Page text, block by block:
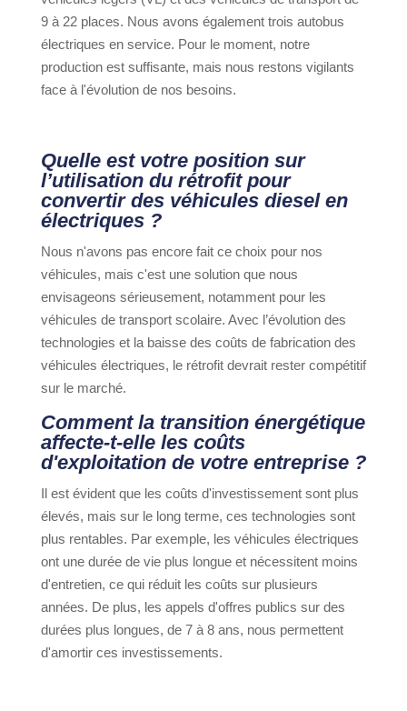
9 à 22 places. Nous avons également trois autobus
électriques en service. Pour le moment, notre
production est suffisante, mais nous restons vigilants
face à l'évolution de nos besoins.
Quelle est votre position sur
l’utilisation du rétrofit pour
convertir des véhicules diesel en
électriques ?
Nous n'avons pas encore fait ce choix pour nos
véhicules, mais c'est une solution que nous
envisageons sérieusement, notamment pour les
véhicules de transport scolaire. Avec l’évolution des
technologies et la baisse des coûts de fabrication des
véhicules électriques, le rétrofit devrait rester compétitif
sur le marché.
Comment la transition énergétique
affecte-t-elle les coûts
d'exploitation de votre entreprise ?
Il est évident que les coûts d'investissement sont plus
élevés, mais sur le long terme, ces technologies sont
plus rentables. Par exemple, les véhicules électriques
ont une durée de vie plus longue et nécessitent moins
d'entretien, ce qui réduit les coûts sur plusieurs
années. De plus, les appels d'offres publics sur des
durées plus longues, de 7 à 8 ans, nous permettent
d'amortir ces investissements.